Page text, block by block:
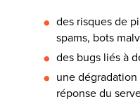
des risques de
spams, bots
des bugs liés à
une
réponse du